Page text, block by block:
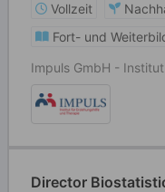
Vollzeit
Fort- und
Impuls GmbH -
Director